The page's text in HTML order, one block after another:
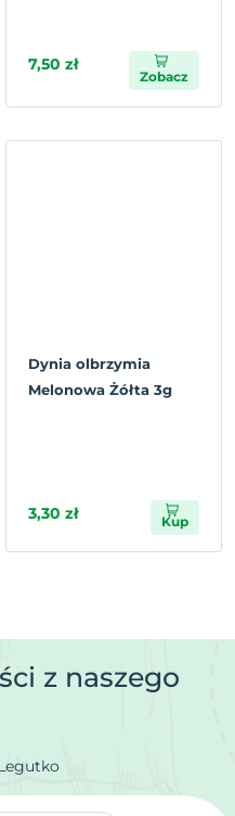
7,50 zł
Zobacz
Dynia olbrzymia
Melonowa Żółta 3g
3,30 zł Kup
z naszego